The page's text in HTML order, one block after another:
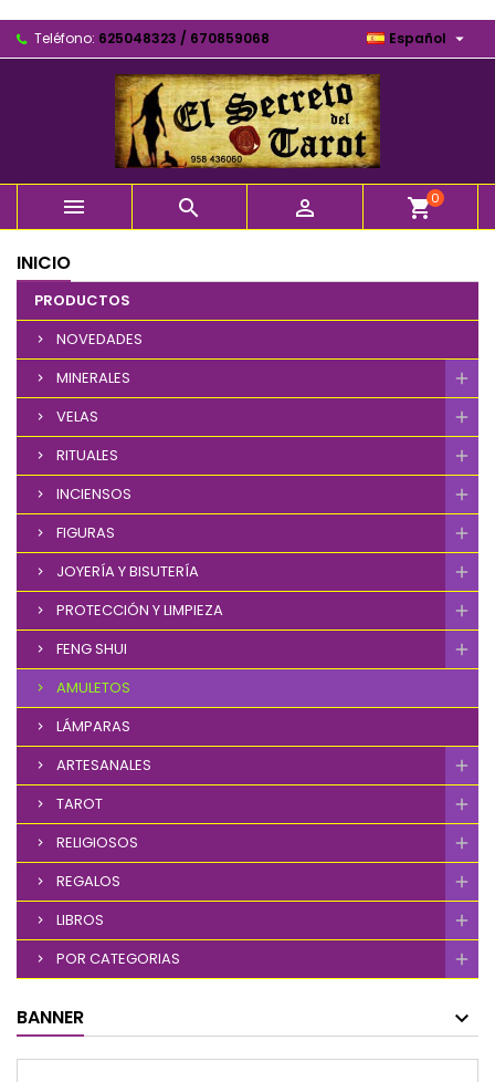
Teléfono: 625048323 / 670859068 Español 
   shopping_cart0
INICIO
PRODUCTOS
NOVEDADES
MINERALES
VELAS
RITUALES
INCIENSOS
FIGURAS
JOYERÍA Y BISUTERÍA
PROTECCIÓN Y LIMPIEZA
FENG SHUI
AMULETOS
LÁMPARAS
ARTESANALES
TAROT
RELIGIOSOS
REGALOS
LIBROS
POR CATEGORIAS
BANNER